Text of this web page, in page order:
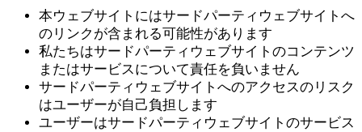
本ウェブサイトにはサードパーティウェブサイトへ
のリンクが含まれる可能性があります
私たちはサードパーティウェブサイトのコンテンツ
またはサービスについて責任を負いません
サードパーティウェブサイトへのアクセスのリスク
はユーザーが自己負担します
ユーザーはサードパーティウェブサイトのサービス